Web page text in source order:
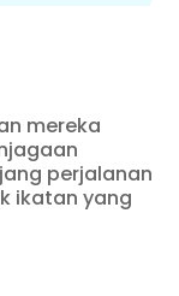
mereka
perjalanan
ikatan yang